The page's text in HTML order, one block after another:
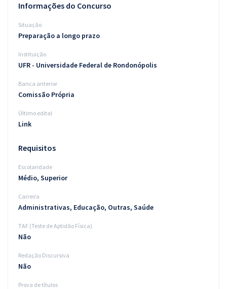
Conteúdo gratuito
Blog
Informações do Concurso
Situação
Preparação a longo prazo
Instituição
UFR - Universidade Federal de Rondonópolis
Banca anterior
Comissão Própria
Último edital
Link
Requisitos
Escolaridade
Médio, Superior
Carreira
Administrativas, Educação, Outras, Saúde
TAF (Teste de Aptidão Física)
Não
Redação Discursiva
Não
Prova de títulos